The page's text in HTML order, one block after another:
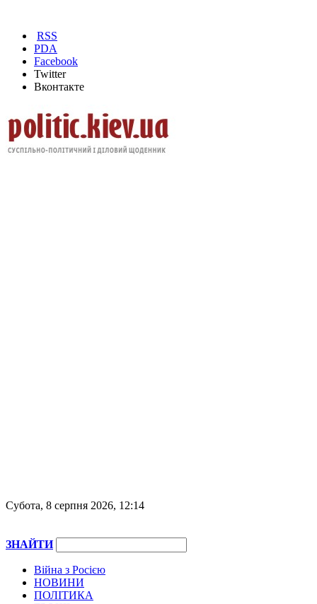
RSS
PDA
Facebook
Twitter
Вконтакте
Субота, 8 серпня 2026, 12:14
ЗНАЙТИ
Війна з Росією
НОВИНИ
ПОЛІТИКА